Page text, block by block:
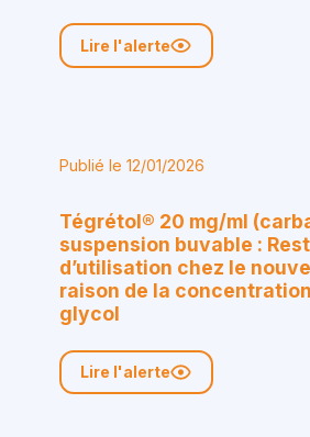
Lire l'alerte
Publié le 12/01/2026
Tégrétol® 20 mg/ml
suspension buvable :
d’utilisation chez le
raison de la
glycol
Lire l'alerte